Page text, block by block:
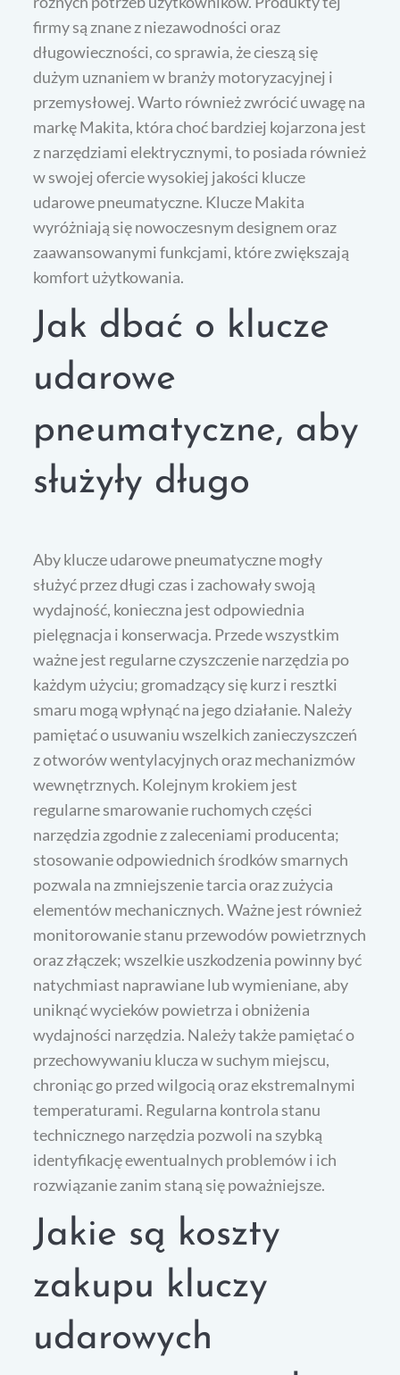
firmy są znane z niezawodności oraz
długowieczności, co sprawia, że cieszą się
dużym uznaniem w branży motoryzacyjnej i
przemysłowej. Warto również zwrócić uwagę na
markę Makita, która choć bardziej kojarzona jest
z narzędziami elektrycznymi, to posiada również
w swojej ofercie wysokiej jakości klucze
udarowe pneumatyczne. Klucze Makita
wyróżniają się nowoczesnym designem oraz
zaawansowanymi funkcjami, które zwiększają
komfort użytkowania.
Jak dbać o klucze
udarowe
pneumatyczne, aby
służyły długo
Aby klucze udarowe pneumatyczne mogły
służyć przez długi czas i zachowały swoją
wydajność, konieczna jest odpowiednia
pielęgnacja i konserwacja. Przede wszystkim
ważne jest regularne czyszczenie narzędzia po
każdym użyciu; gromadzący się kurz i resztki
smaru mogą wpłynąć na jego działanie. Należy
pamiętać o usuwaniu wszelkich zanieczyszczeń
z otworów wentylacyjnych oraz mechanizmów
wewnętrznych. Kolejnym krokiem jest
regularne smarowanie ruchomych części
narzędzia zgodnie z zaleceniami producenta;
stosowanie odpowiednich środków smarnych
pozwala na zmniejszenie tarcia oraz zużycia
elementów mechanicznych. Ważne jest również
monitorowanie stanu przewodów powietrznych
oraz złączek; wszelkie uszkodzenia powinny być
natychmiast naprawiane lub wymieniane, aby
uniknąć wycieków powietrza i obniżenia
wydajności narzędzia. Należy także pamiętać o
przechowywaniu klucza w suchym miejscu,
chroniąc go przed wilgocią oraz ekstremalnymi
temperaturami. Regularna kontrola stanu
technicznego narzędzia pozwoli na szybką
identyfikację ewentualnych problemów i ich
rozwiązanie zanim staną się poważniejsze.
Jakie są koszty
zakupu kluczy
udarowych